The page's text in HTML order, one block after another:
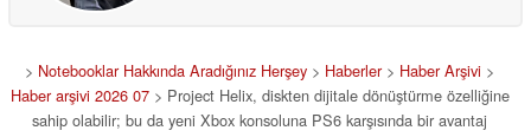
> Notebooklar Hakkında Aradığınız Herşey > Haberler> Haber Arşivi >
Haber arşivi 2026 07> Project Helix, diskten dijitale dönüştürme özelliğine
sahip olabilir; bu da yeni Xbox konsoluna PS6 karşısında bir avantaj